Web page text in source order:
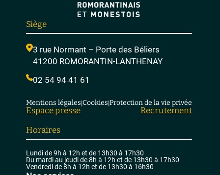
Siège
3 rue Normant – Porte des Béliers
41200 ROMORANTIN-LANTHENAY
02 54 94 41 61
Mentions légales|Cookies|Protection de la vie privée
Espace presse
Recrutement
Horaires
Lundi de 9h à 12h et de 13h30 à 17h30
Du mardi au jeudi de 8h à 12h et de 13h30 à 17h30
Vendredi de 8h à 12h et de 13h30 à 16h30